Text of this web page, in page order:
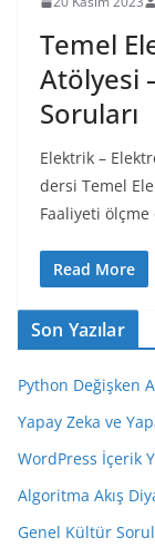
Temel
Atölyesi
Soruları
Elektrik –
dersi Temel
Faaliyeti
Read More
Son Yazılar
Python Değişken
Yapay Zeka ve
WordPress İçerik
Algoritma Akış
Genel Kültür